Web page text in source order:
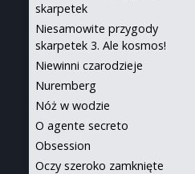
skarpetek
Niesamowite przygody
skarpetek 3. Ale kosmos!
Niewinni czarodzieje
Nuremberg
Nóż w wodzie
O agente secreto
Obsession
Oczy szeroko zamknięte